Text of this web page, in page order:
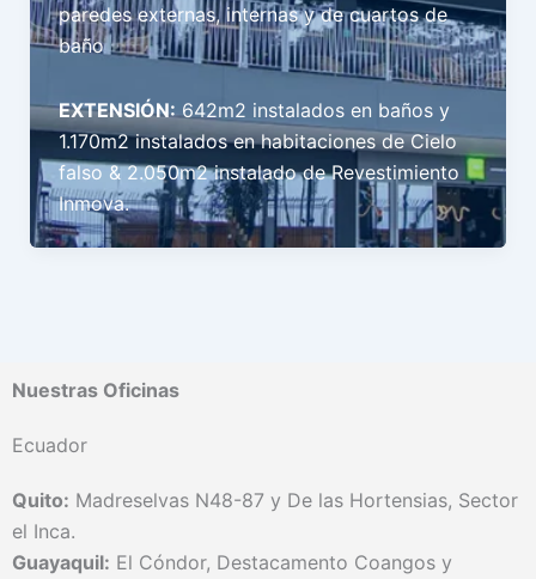
paredes externas, internas y de cuartos de
baño
EXTENSIÓN: 642m2 instalados en baños y
1.170m2 instalados en habitaciones de Cielo
falso & 2.050m2 instalado de Revestimiento
Inmova.
Nuestras Oficinas
Ecuador
Quito: Madreselvas N48-87 y De las Hortensias, Sector
el Inca.
Guayaquil: El Cóndor, Destacamento Coangos y